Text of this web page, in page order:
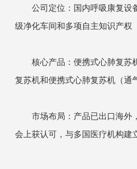
公司定位：国内呼吸康复设
级净化车间和多项自主知识产权
核心产品：便携式心肺复苏
复苏机和便携式心肺复苏机（通
市场布局：产品已出口海外
会上获认可，与多国医疗机构建